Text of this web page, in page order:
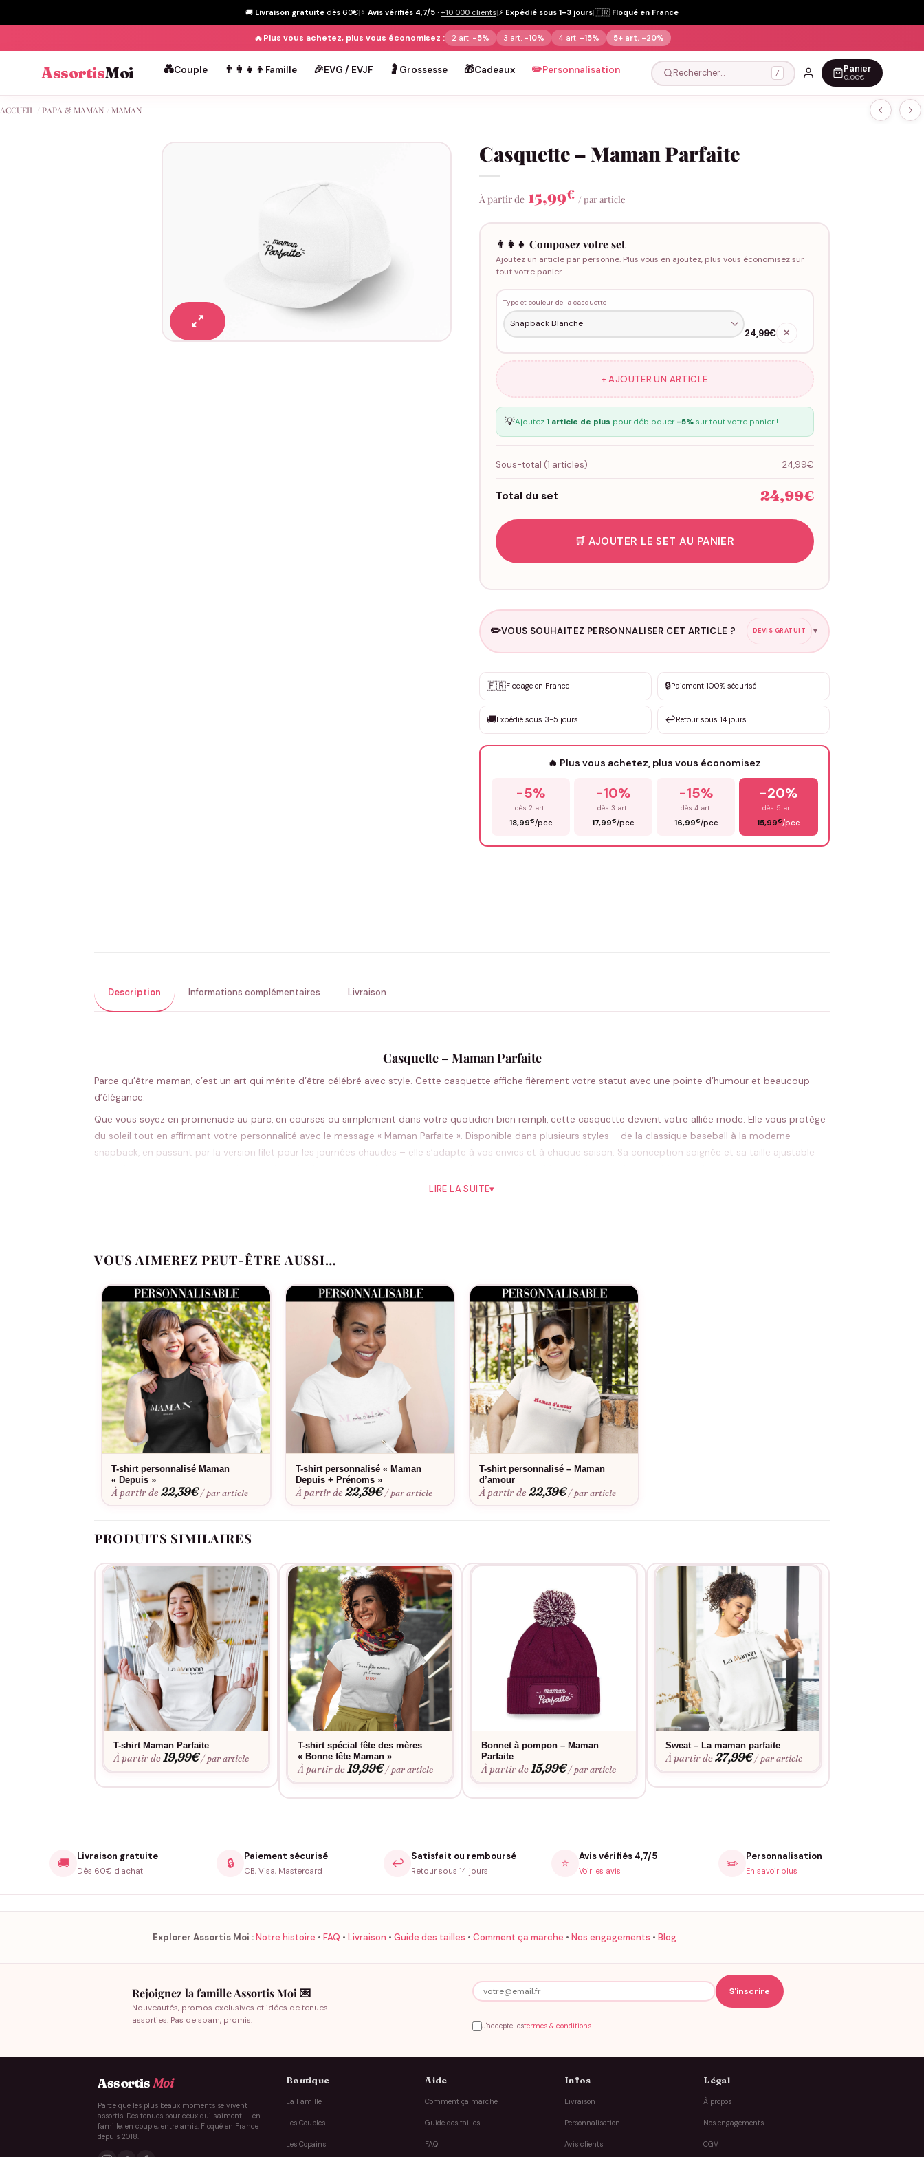
🚚 Livraison gratuite dès 60€|⭐ Avis vérifiés 4,7/5 · +10 000 clients|⚡ Expédié sous 1-3 jours|🇫🇷 Floqué en France
🔥Plus vous achetez, plus vous économisez : 2 art. -5% 3 art. -10% 4 art. -15% 5+ art. -20%
AssortisMoi 💑Couple 👨‍👩‍👧‍👦 Famille 🎉EVG / EVJF 🤰 Grossesse 🎁Cadeaux ✏️Personnalisation Rechercher… / Panier
0,00€
ACCUEIL PAPA & MAMAN MAMAN
Casquette – Maman Parfaite
À partir de 15,99€ / par article
👨‍👩‍👧 Composez votre set
Ajoutez un article par personne. Plus vous en ajoutez, plus vous économisez sur
tout votre panier.
Type et couleur de la casquette
24,99€ ✕
+ AJOUTER UN ARTICLE
💡Ajoutez 1 article de plus pour débloquer -5%sur tout votre panier !
Sous-total (1 articles) 24,99€
Total du set 24,99€
🛒 AJOUTER LE SET AU PANIER
✏️VOUS SOUHAITEZ PERSONNALISER CET ARTICLE ? DEVIS GRATUIT ▼
✨ Personnalisation sur mesure
DEVIS GRATUIT · Personnalisation de 3 à 10€ selon la demande
Que souhaitez-vous ?
🇫🇷Flocage en France 🔒Paiement 100% sécurisé
🚚Expédié sous 3-5 jours ↩️Retour sous 14 jours
🔥 Plus vous achetez, plus vous économisez
-5%
dès 2 art.
18,99€/pce
-10%
dès 3 art.
17,99€/pce
-15%
dès 4 art.
16,99€/pce
-20%
dès 5 art.
15,99€/pce
Description Informations complémentaires Livraison
Casquette – Maman Parfaite
Parce qu’être maman, c’est un art qui mérite d’être célébré avec style. Cette casquette affiche fièrement votre statut avec une pointe d’humour et beaucoup
d’élégance.
Que vous soyez en promenade au parc, en courses ou simplement dans votre quotidien bien rempli, cette casquette devient votre alliée mode. Elle vous protège
du soleil tout en affirmant votre personnalité avec le message « Maman Parfaite ». Disponible dans plusieurs styles – de la classique baseball à la moderne
snapback, en passant par la version filet pour les journées chaudes – elle s’adapte à vos envies et à chaque saison. Sa conception soignée et sa taille ajustable
Message positif qui valorise votre rôle de maman avec tendresse
Choix entre plusieurs styles : baseball classique, snapback tendance ou version filet respirante
Palette de couleurs variée pour s’harmoniser avec votre garde-robe
Protection solaire efficace pour vos sorties en extérieur
Idéal pour
Les sorties famille, les moments détente, les activités sportives, les pique-niques, ou tout simplement pour ajouter une note d’humour bienveillant à votre tenue
du jour.
Bon à savoir
Consultez notreguide des tailles pour choisir la coupe parfaite. Envie d’une touche personnelle ? Découvrez notre
résistante facilite l’entretien et conserve l’éclat des couleurs lavage après lavage.
LIRE LA SUITE▾
VOUS AIMEREZ PEUT-ÊTRE AUSSI…
T-shirt personnalisé Maman
« Depuis »
À partir de22,39€ / par article
T-shirt personnalisé « Maman
Depuis + Prénoms »
À partir de22,39€ / par article
T-shirt personnalisé – Maman
d’amour
À partir de22,39€ / par article
PRODUITS SIMILAIRES
T-shirt Maman Parfaite
À partir de19,99€ / par article
T-shirt spécial fête des mères
« Bonne fête Maman »
À partir de19,99€ / par article
Bonnet à pompon – Maman
Parfaite
À partir de15,99€ / par article
Sweat – La maman parfaite
À partir de27,99€ / par article
🚚 Livraison gratuite
Dès 60€ d'achat
🔒 Paiement sécurisé
CB, Visa, Mastercard
↩️ Satisfait ou remboursé
Retour sous 14 jours
⭐ Avis vérifiés 4,7/5
Voir les avis ✏️ Personnalisation
En savoir plus
Explorer Assortis Moi :Notre histoire • FAQ • Livraison • Guide des tailles • Comment ça marche • Nos engagements • Blog
Rejoignez la famille Assortis Moi 💌
Nouveautés, promos exclusives et idées de tenues
assorties. Pas de spam, promis.
J'accepte lestermes & conditions
AssortisMoi
Parce que les plus beaux moments se vivent
assortis. Des tenues pour ceux qui s'aiment — en
famille, en couple, entre amis. Floqué en France
depuis 2018.
Boutique
La Famille
Les Couples
Les Copains
Aide
Comment ça marche
Guide des tailles
FAQ
Infos
Livraison
Personnalisation
Avis clients
Légal
À propos
Nos engagements
CGV